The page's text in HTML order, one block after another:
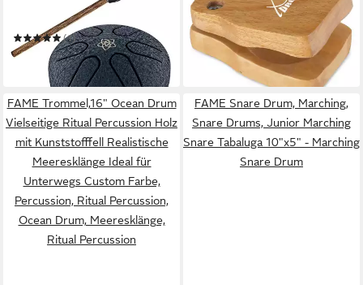
Sonic Energy Pocket Tongue
Drum Venus Blume
(1)
32,90 €
in 2-3 Werktagen bei dir
Kastagnette aus Holz, Small
13,89 €
in 2-3 Werktagen bei dir
FAME Trommel,16" Ocean Drum
Vielseitige Ritual Percussion Holz
mit Kunststofffell Realistische
Meeresklänge Ideal für
Unterwegs Custom Farbe,
Percussion, Ritual Percussion,
Ocean Drum, Meeresklänge,
Ritual Percussion
FAME Snare Drum, Marching,
Snare Drums, Junior Marching
Snare Tabaluga 10"x5" - Marching
Snare Drum